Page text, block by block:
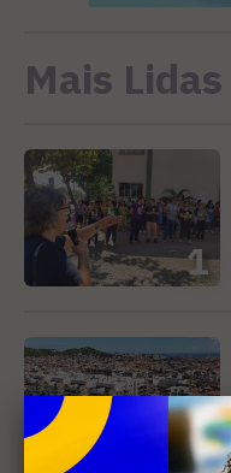
Mais Lidas
1
2